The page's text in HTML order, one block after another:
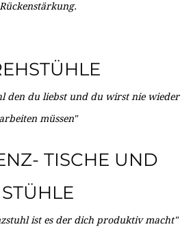
Rückenstärkung.
den du liebst und du wirst nie wieder
arbeiten müssen"
TISCHE UND
STÜHLE
ist es der dich produktiv macht"